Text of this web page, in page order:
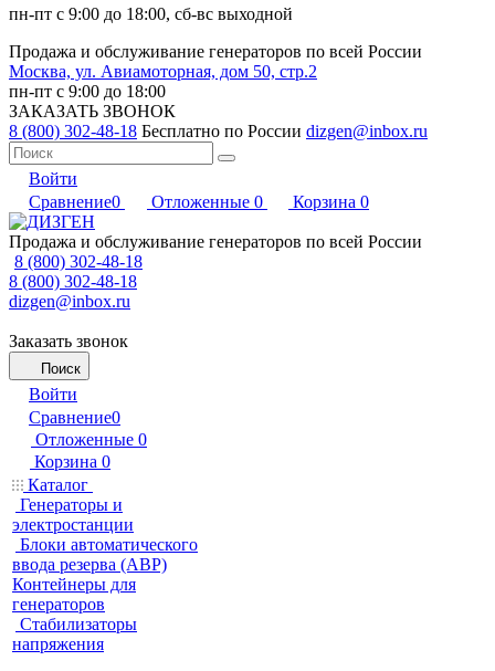
пн-пт с 9:00 до 18:00, сб-вс выходной
Продажа и обслуживание генераторов по всей России
Москва, ул. Авиамоторная, дом 50, стр.2
пн-пт с 9:00 до 18:00
ЗАКАЗАТЬ ЗВОНОК
8 (800) 302-48-18 Бесплатно по России dizgen@inbox.ru
Войти
Сравнение0 Отложенные 0 Корзина 0
Продажа и обслуживание генераторов по всей России
8 (800) 302-48-18
8 (800) 302-48-18
dizgen@inbox.ru
Заказать звонок
Поиск
Войти
Сравнение0
Отложенные 0
Корзина 0
Каталог
Генераторы и
электростанции
Блоки автоматического
ввода резерва (АВР)
Контейнеры для
генераторов
Стабилизаторы
напряжения